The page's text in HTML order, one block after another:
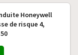
Honeywell
de risque 4,